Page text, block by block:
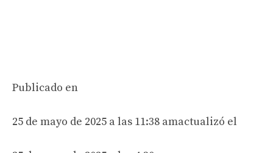
Publicado en
25 de mayo de 2025 a las 11:38 amactualizó el